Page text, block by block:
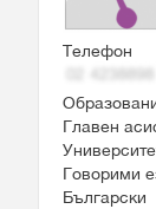
Телефон
Главен
Говорими
Български